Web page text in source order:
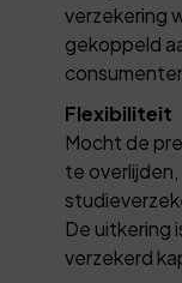
verzekering
gekoppeld
Flexibiliteit
Mocht de
te
De uitkering
verzekerd